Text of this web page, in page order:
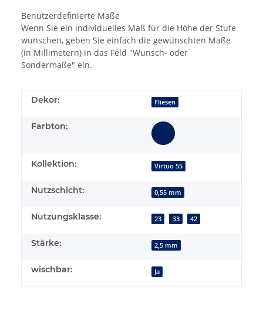
Benutzerdefinierte Maße
Wenn Sie ein individuelles Maß für die Höhe der Stufe
wünschen, geben Sie einfach die gewünschten Maße
(in Millimetern) in das Feld "Wunsch- oder
Sondermaße" ein.
Dekor: Fliesen
Farbton:
Kollektion: Virtuo 55
Nutzschicht: 0,55 mm
Nutzungsklasse: 23 33 42
Stärke: 2,5 mm
wischbar: Ja